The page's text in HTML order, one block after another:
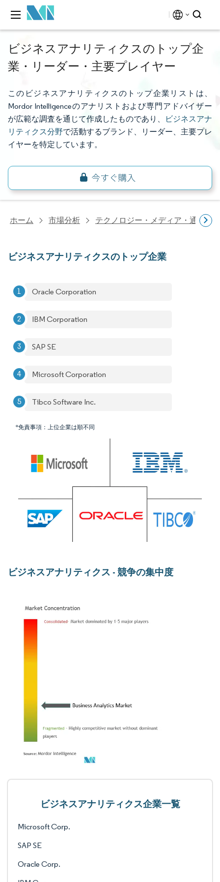
ビジネスアナリティクスのトップ企
業・リーダー・主要プレイヤー
このビジネスアナリティクスのトップ企業リストは、
Mordor Intelligenceのアナリストおよび専門アドバイザー
が広範な調査を通じて作成したものであり、
ビジネスアナ
リティクス分野で活動するブランド、リーダー、主要プレ
イヤーを特定しています。
ホーム 市場分析 テクノロジー・メディア・通信研
ビジネスアナリティクスのトップ企業
Oracle Corporation
IBM Corporation
SAP SE
Microsoft Corporation
Tibco Software Inc.
*免責事項：上位企業は順不同
ビジネスアナリティクス - 競争の集中度
ビジネスアナリティクス企業一覧
Microsoft Corp.
SAP SE
Oracle Corp.